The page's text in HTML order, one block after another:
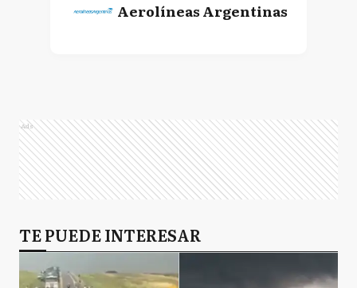
Aerolíneas Argentinas
Ads
TE PUEDE INTERESAR